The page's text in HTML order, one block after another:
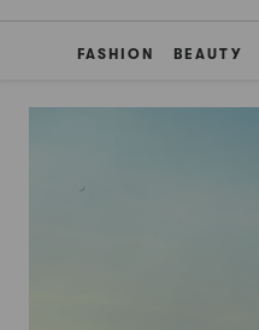
FASHION BEAUTY